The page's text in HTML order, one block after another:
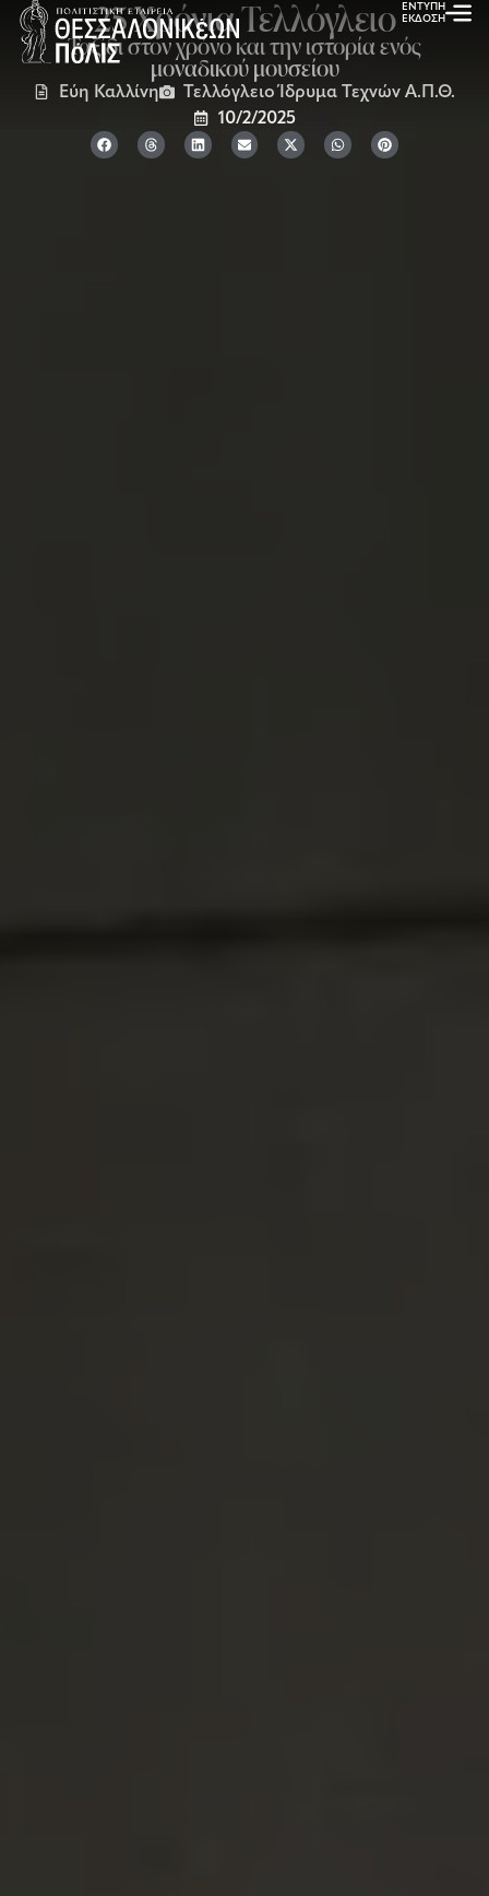
ΕΝΤΥΠΗ
ΕΚΔΟΣΗ
25 Χρόνια Τελλόγλειο
Ταξίδι στον χρόνο και την ιστορία ενός
μοναδικού μουσείου
Εύη Καλλίνη
Τελλόγλειο Ίδρυμα Τεχνών Α.Π.Θ.
10/2/2025